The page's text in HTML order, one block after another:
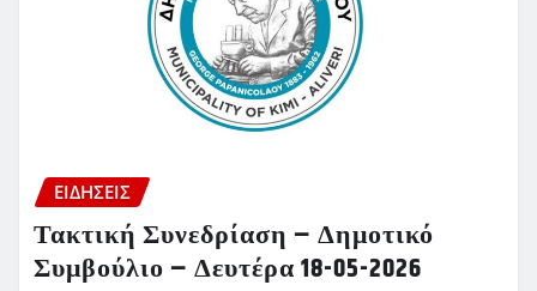
ΕΙΔΗΣΕΙΣ
Τακτική Συνεδρίαση – Δημοτικό
Συμβούλιο – Δευτέρα 18-05-2026